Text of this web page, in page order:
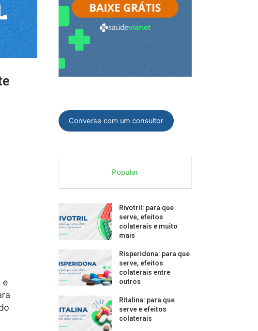
e
Converse com um consultor
Popular
Rivotril: para que
serve, efeitos
colaterais e muito
mais
Risperidona: para que
serve, efeitos
colaterais entre
outros
Ritalina: para que
serve e efeitos
colaterais